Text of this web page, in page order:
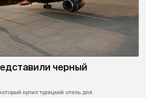
черный
купил турецкий отель для